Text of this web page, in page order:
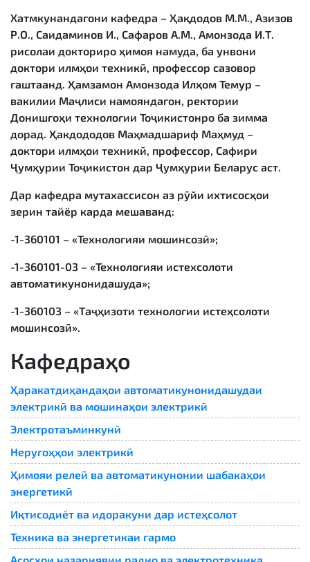
Хатмкунандагони кафедра – Ҳақдодов М.М., Азизов
Р.О., Саидаминов И., Сафаров А.М., Амонзода И.Т.
рисолаи докториро ҳимоя намуда, ба унвони
доктори илмҳои техникӣ, профессор сазовор
гаштаанд. Ҳамзамон Амонзода Илҳом Темур –
вакилии Маҷлиси намояндагон, ректории
Донишгоҳи технологии Тоҷикистонро ба зимма
дорад. Ҳакдододов Маҳмадшариф Маҳмуд –
доктори илмҳои техникӣ, профессор, Сафири
Ҷумҳурии Тоҷикистон дар Ҷумҳурии Беларус аст.
Дар кафедра мутахассисон аз рӯйи ихтисосҳои
зерин тайёр карда мешаванд:
-1-360101 – «Технологияи мошинсозӣ»;
-1-360101-03 – «Технологияи истехсолоти
автоматикунонидашуда»;
-1-360103 – «Таҷҳизоти технологии истеҳсолоти
мошинсозӣ».
Кафедраҳо
Ҳаракатдиҳандаҳои автоматикунонидашудаи
электрикӣ ва мошинаҳои электрикӣ
Электротаъминкунӣ
Неругоҳҳои электрикӣ
Ҳимояи релеӣ ва автоматикунонии шабакаҳои
энергетикӣ
Иқтисодиёт ва идоракуни дар истеҳсолот
Техника ва энергетикаи гармо